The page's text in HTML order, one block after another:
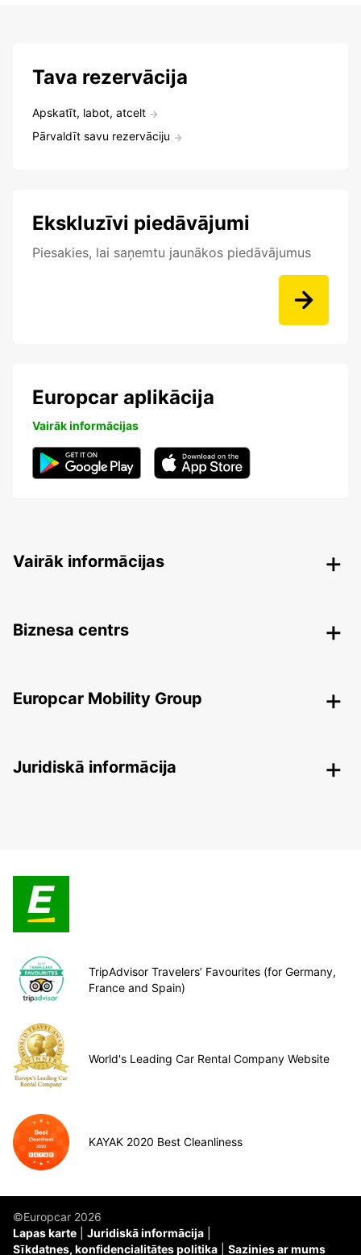
Tava rezervācija
Apskatīt, labot, atcelt
Pārvaldīt savu rezervāciju
Ekskluzīvi piedāvājumi
Piesakies, lai saņemtu jaunākos piedāvājumus
Europcar aplikācija
Vairāk informācijas
Vairāk informācijas
Biznesa centrs
Europcar Mobility Group
Juridiskā informācija
TripAdvisor Travelers’ Favourites (for Germany,
France and Spain)
World's Leading Car Rental Company Website
KAYAK 2020 Best Cleanliness
©Europcar 2026
Lapas karte
Juridiskā informācija
Sīkdatnes, konfidencialitātes politika
Sazinies ar mums